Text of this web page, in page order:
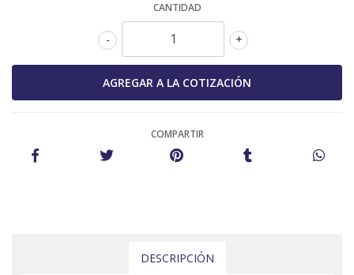
CANTIDAD
+
-
COMPARTIR
DESCRIPCIÓN